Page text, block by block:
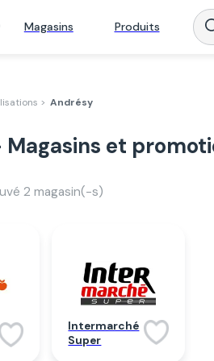
Magasins Produits
> Andrésy
et
2 magasin(-s)
Intermarché
Super